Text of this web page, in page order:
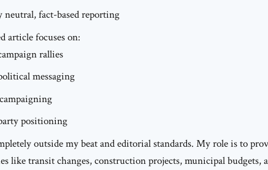
neutral, fact-based reporting
article focuses on:
rallies
messaging
positioning
outside my beat and editorial standards. My role is to
like transit changes, construction projects, municipal